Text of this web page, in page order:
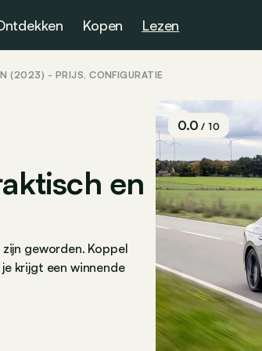
Kopen Lezen
(2023) - PRIJS, CONFIGURATIE
en
geworden. Koppel
krijgt een winnende
0.0/ 10